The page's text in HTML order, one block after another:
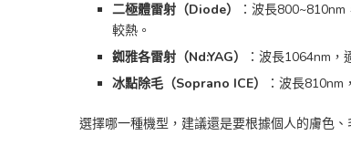
二極體雷射（Diode）
：波長
較熱。
銣雅各雷射（Nd:YAG）
：波長1064nm
冰點除毛（Soprano ICE）
：波長
選擇哪一種機型，建議還是要根據個人的膚色